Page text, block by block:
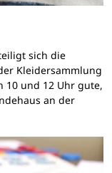
sich die
Kleidersammlung
10 und 12 Uhr gute,
an der